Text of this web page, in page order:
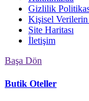
Gizlilik
Kişisel Verilerin
Site Haritası
İletişim
Başa Dön
Butik Oteller